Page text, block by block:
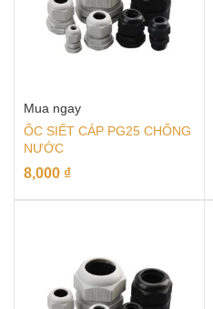
Mua ngay
ỐC SIẾT CÁP PG25 CHỐNG
NƯỚC
8,000 ₫